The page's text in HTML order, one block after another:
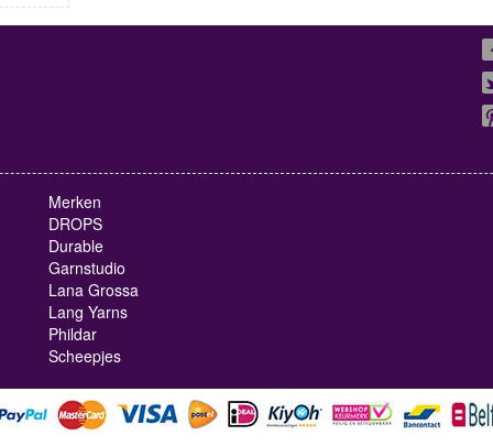
Merken
DROPS
Durable
Garnstudio
Lana Grossa
Lang Yarns
Phildar
Scheepjes